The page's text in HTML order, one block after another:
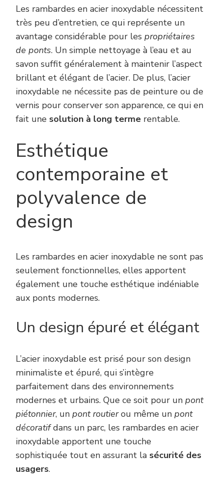
Les rambardes en acier inoxydable nécessitent
très peu d’entretien, ce qui représente un
avantage considérable pour les propriétaires
de ponts. Un simple nettoyage à l’eau et au
savon suffit généralement à maintenir l’aspect
brillant et élégant de l’acier. De plus, l’acier
inoxydable ne nécessite pas de peinture ou de
vernis pour conserver son apparence, ce qui en
fait une solution à long terme rentable.
Esthétique
contemporaine et
polyvalence de
design
Les rambardes en acier inoxydable ne sont pas
seulement fonctionnelles, elles apportent
également une touche esthétique indéniable
aux ponts modernes.
Un design épuré et élégant
L’acier inoxydable est prisé pour son design
minimaliste et épuré, qui s’intègre
parfaitement dans des environnements
modernes et urbains. Que ce soit pour un pont
piétonnier, un pont routierou même un pont
décoratifdans un parc, les rambardes en acier
inoxydable apportent une touche
sophistiquée tout en assurant la sécurité des
usagers.